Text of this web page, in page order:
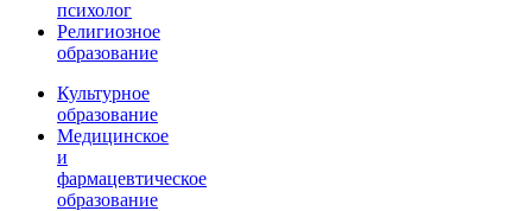
психолог
Религиозное
образование
Культурное
образование
Медицинское
и
фармацевтическое
образование